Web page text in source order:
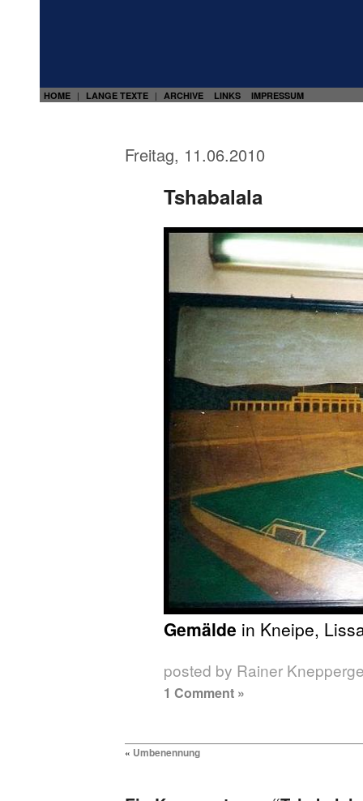
HOME | LANGE TEXTE | ARCHIVE LINKS IMPRESSUM
Freitag, 11.06.2010
Tshabalala
Gemälde in Kneipe,
posted by Rainer
1 Comment »
« Umbenennung